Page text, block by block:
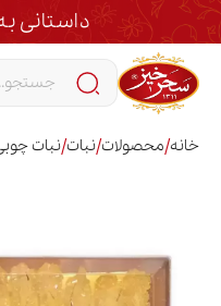
داستانی
خانه/محصولات/نبات/نبات چوبی پوشال